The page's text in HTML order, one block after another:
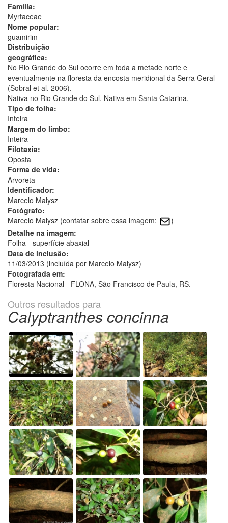
Família:
Myrtaceae
Nome popular:
guamirim
Distribuição
geográfica:
No Rio Grande do Sul ocorre em toda a metade norte e
eventualmente na floresta da encosta meridional da Serra Geral
(Sobral et al. 2006).
Nativa no Rio Grande do Sul. Nativa em Santa Catarina.
Tipo de folha:
Inteira
Margem do limbo:
Inteira
Filotaxia:
Oposta
Forma de vida:
Arvoreta
Identificador:
Marcelo Malysz
Fotógrafo:
Marcelo Malysz (contatar sobre essa imagem:
)
Detalhe na imagem:
Folha - superfície abaxial
Data de inclusão:
11/03/2013 (incluída por Marcelo Malysz)
Fotografada em:
Floresta Nacional - FLONA, São Francisco de Paula, RS.
Outros resultados para
Calyptranthes concinna